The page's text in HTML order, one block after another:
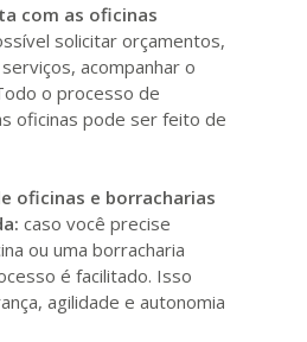
com as oficinas
solicitar orçamentos,
acompanhar o
o processo de
oficinas pode ser feito de
oficinas e borracharias
caso você precise
ou uma borracharia
é facilitado. Isso
agilidade e autonomia